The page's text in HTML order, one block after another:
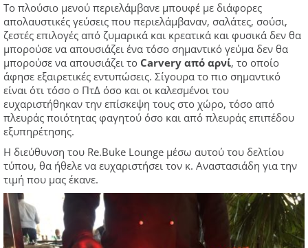
Το πλούσιο μενού περιελάμβανε μπουφέ με διάφορες
απολαυστικές γεύσεις που περιελάμβαναν, σαλάτες, σούσι,
ζεστές επιλογές από ζυμαρικά και κρεατικά και φυσικά δεν θα
μπορούσε να απουσιάζει ένα τόσο σημαντικό γεύμα δεν θα
μπορούσε να απουσιάζει το Carvery από αρνί, το οποίο
άφησε εξαιρετικές εντυπώσεις. Σίγουρα το πιο σημαντικό
είναι ότι τόσο ο ΠτΔ όσο και οι καλεσμένοι του
ευχαριστήθηκαν την επίσκεψη τους στο χώρο, τόσο από
πλευράς ποιότητας φαγητού όσο και από πλευράς επιπέδου
εξυπηρέτησης.
Η διεύθυνση του Re.Buke Lounge μέσω αυτού του δελτίου
τύπου, θα ήθελε να ευχαριστήσει τον κ. Αναστασιάδη για την
τιμή που μας έκανε.